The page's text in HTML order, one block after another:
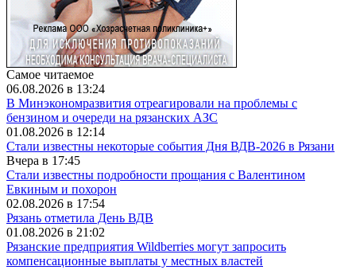
Самое читаемое
06.08.2026 в 13:24
В Минэкономразвития отреагировали на проблемы с
бензином и очереди на рязанских АЗС
01.08.2026 в 12:14
Стали известны некоторые события Дня ВДВ-2026 в Рязани
Вчера в 17:45
Стали известны подробности прощания с Валентином
Евкиным и похорон
02.08.2026 в 17:54
Рязань отметила День ВДВ
01.08.2026 в 21:02
Рязанские предприятия Wildberries могут запросить
компенсационные выплаты у местных властей